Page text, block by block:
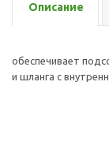
Описание
обеспечивает
и шланга с